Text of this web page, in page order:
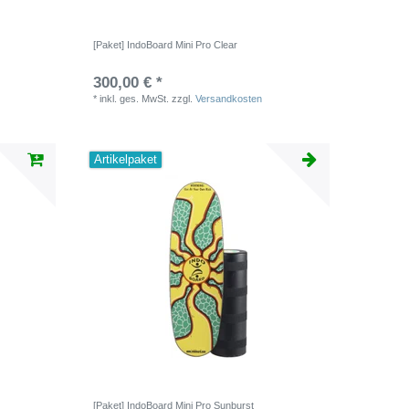
[Paket] IndoBoard Mini Pro Clear
300,00 € *
*inkl. ges. MwSt. zzgl.Versandkosten
Artikelpaket
[Paket] IndoBoard Mini Pro Sunburst